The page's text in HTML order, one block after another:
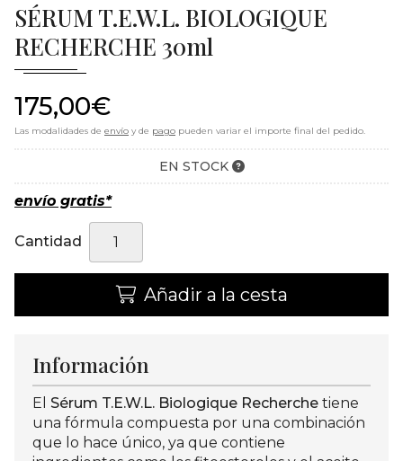
SÉRUM T.E.W.L. BIOLOGIQUE
RECHERCHE 30ml
175,00€
Las modalidades de envío y de pago pueden variar el importe final del pedido.
EN STOCK
envío gratis*
Cantidad
Añadir a la cesta
Información
El Sérum T.E.W.L. Biologique Recherche tiene
una fórmula compuesta por una combinación
que lo hace único, ya que contiene